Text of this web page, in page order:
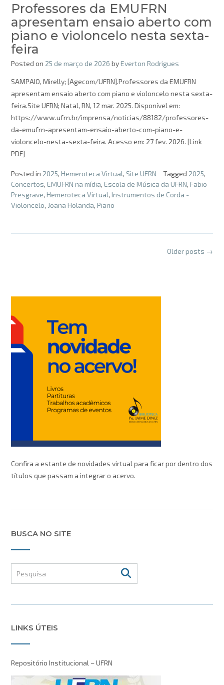
Professores da EMUFRN
apresentam ensaio aberto com
piano e violoncelo nesta sexta-
feira
Posted on 25 de março de 2026 byEverton Rodrigues
SAMPAIO, Mirelly; [Agecom/UFRN].Professores da EMUFRN
apresentam ensaio aberto com piano e violoncelo nesta sexta-
feira.Site UFRN; Natal, RN, 12 mar. 2025. Disponível em:
https://www.ufrn.br/imprensa/noticias/88182/professores-
da-emufrn-apresentam-ensaio-aberto-com-piano-e-
violoncelo-nesta-sexta-feira. Acesso em: 27 fev. 2026. [Link
PDF]
Posted in 2025, Hemeroteca Virtual, Site UFRN Tagged 2025,
Concertos, EMUFRN na mídia, Escola de Música da UFRN, Fabio
Presgrave, Hemeroteca Virtual, Instrumentos de Corda -
Violoncelo, Joana Holanda, Piano
Older posts →
Confira a estante de novidades virtual para ficar por dentro dos
títulos que passam a integrar o acervo.
BUSCA NO SITE
LINKS ÚTEIS
Repositório Institucional – UFRN